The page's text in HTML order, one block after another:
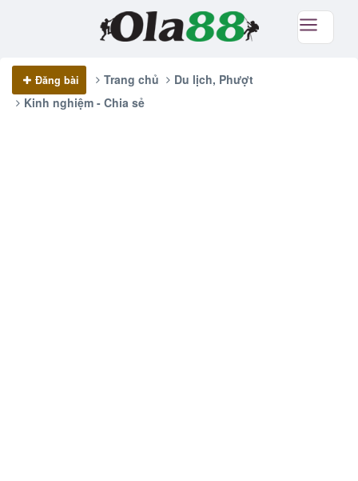
Đăng bài Trang chủ
Du lịch, Phượt
Kinh nghiệm - Chia sẻ